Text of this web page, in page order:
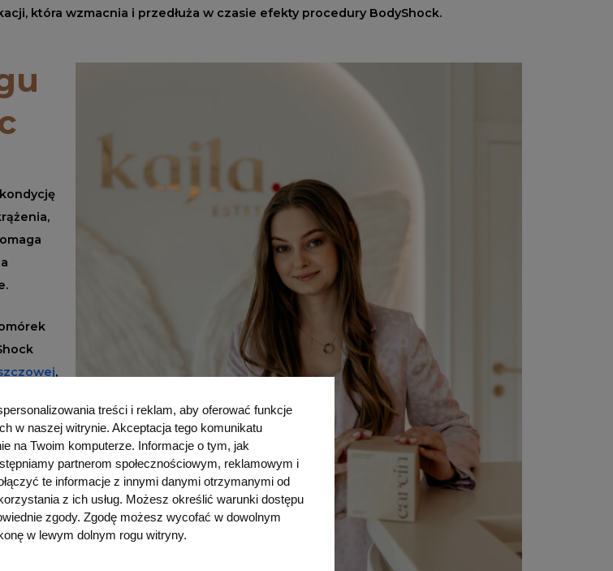
treści i reklam, aby oferować funkcje
w naszej witrynie. Akceptacja tego komunikatu
na Twoim komputerze. Informacje o tym, jak
partnerom społecznościowym, reklamowym i
te informacje z innymi danymi otrzymanymi od
z ich usług. Możesz określić warunki dostępu
zgody. Zgodę możesz wycofać w dowolnym
w lewym dolnym rogu witryny.
która wzmacnia i przedłuża w czasie efekty procedury BodyShock.
,
brzuch,
ten
jedną z